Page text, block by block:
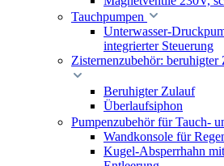
Tauchpumpen
Unterwasser-
integrierter Steuerung
Zisternenzubehör:
Beruhigter Zulauf
Überlaufsiphon
Pumpenzubehör für Tauch-
Wandkonsole für
Kugel-Absperrhahn